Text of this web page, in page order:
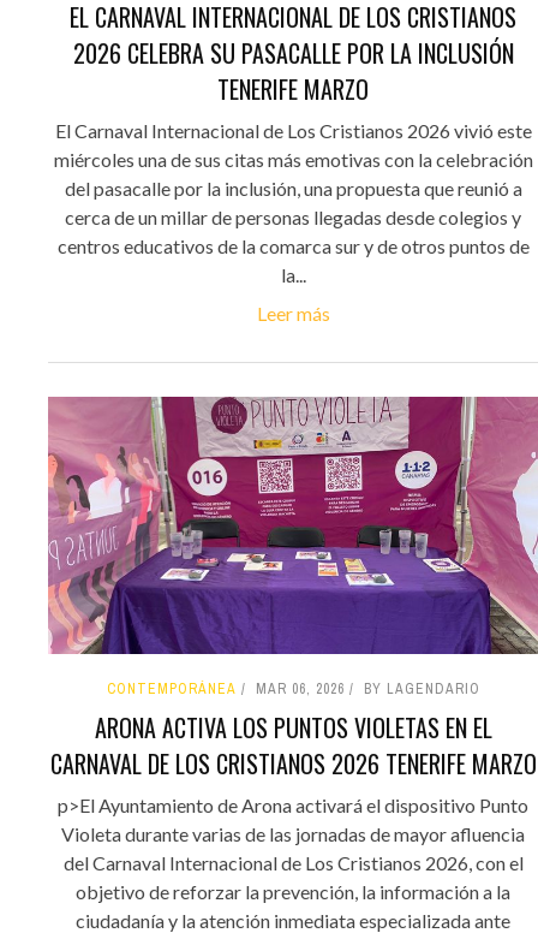
EL CARNAVAL INTERNACIONAL DE LOS CRISTIANOS
2026 CELEBRA SU PASACALLE POR LA INCLUSIÓN
TENERIFE MARZO
El Carnaval Internacional de Los Cristianos 2026 vivió este
miércoles una de sus citas más emotivas con la celebración
del pasacalle por la inclusión, una propuesta que reunió a
cerca de un millar de personas llegadas desde colegios y
centros educativos de la comarca sur y de otros puntos de
la...
Leer más
CONTEMPORÁNEA MAR 06, 2026 BY LAGENDARIO
ARONA ACTIVA LOS PUNTOS VIOLETAS EN EL
CARNAVAL DE LOS CRISTIANOS 2026 TENERIFE MARZO
p>El Ayuntamiento de Arona activará el dispositivo Punto
Violeta durante varias de las jornadas de mayor afluencia
del Carnaval Internacional de Los Cristianos 2026, con el
objetivo de reforzar la prevención, la información a la
ciudadanía y la atención inmediata especializada ante